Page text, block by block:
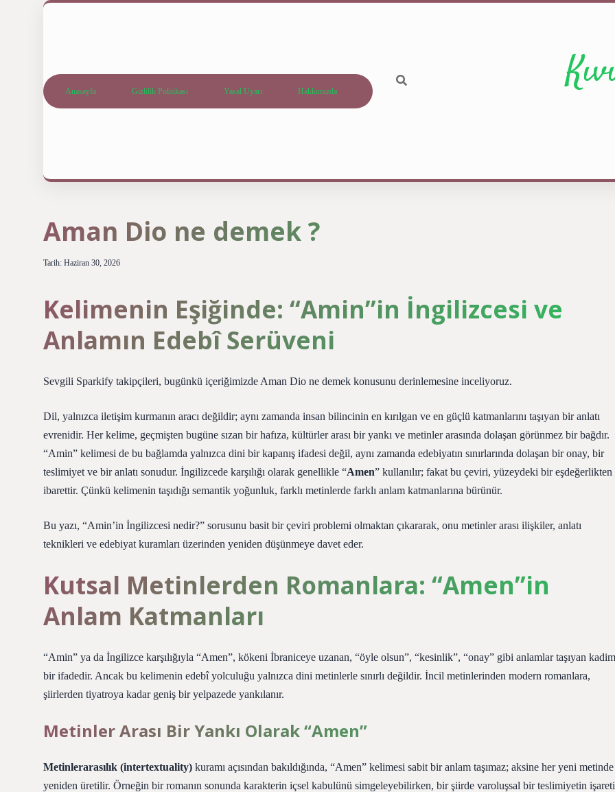
Anasayfa Gizlilik Politikası Yasal Uyarı Hakkımızda
Aman Dio ne demek ?
Tarih: Haziran 30, 2026
Kelimenin Eşiğinde: “Amin”in İngilizcesi ve
Anlamın Edebî Serüveni
Sevgili Sparkify takipçileri, bugünkü içeriğimizde Aman Dio ne demek konusunu derinlemesine inceliyoruz.
Dil, yalnızca iletişim kurmanın aracı değildir; aynı zamanda insan bilincinin en kırılgan ve en güçlü katmanlarını taşıyan bir anlatı
evrenidir. Her kelime, geçmişten bugüne sızan bir hafıza, kültürler arası bir yankı ve metinler arasında dolaşan görünmez bir bağdır.
“Amin” kelimesi de bu bağlamda yalnızca dini bir kapanış ifadesi değil, aynı zamanda edebiyatın sınırlarında dolaşan bir onay, bir
teslimiyet ve bir anlatı sonudur. İngilizcede karşılığı olarak genellikle “Amen” kullanılır; fakat bu çeviri, yüzeydeki bir eşdeğerlikten
ibarettir. Çünkü kelimenin taşıdığı semantik yoğunluk, farklı metinlerde farklı anlam katmanlarına bürünür.
Bu yazı, “Amin’in İngilizcesi nedir?” sorusunu basit bir çeviri problemi olmaktan çıkararak, onu metinler arası ilişkiler, anlatı
teknikleri ve edebiyat kuramları üzerinden yeniden düşünmeye davet eder.
Kutsal Metinlerden Romanlara: “Amen”in
Anlam Katmanları
“Amin” ya da İngilizce karşılığıyla “Amen”, kökeni İbraniceye uzanan, “öyle olsun”, “kesinlik”, “onay” gibi anlamlar taşıyan kadim
bir ifadedir. Ancak bu kelimenin edebî yolculuğu yalnızca dini metinlerle sınırlı değildir. İncil metinlerinden modern romanlara,
şiirlerden tiyatroya kadar geniş bir yelpazede yankılanır.
Metinler Arası Bir Yankı Olarak “Amen”
Metinlerarasılık (intertextuality) kuramı açısından bakıldığında, “Amen” kelimesi sabit bir anlam taşımaz; aksine her yeni metinde
yeniden üretilir. Örneğin bir romanın sonunda karakterin içsel kabulünü simgeleyebilirken, bir şiirde varoluşsal bir teslimiyetin işareti